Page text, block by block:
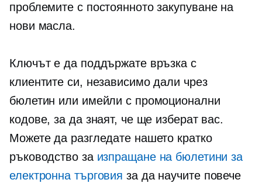
проблемите с постоянното закупуване на
нови масла.
Ключът е да поддържате връзка с
клиентите си, независимо дали чрез
бюлетин или имейли с промоционални
кодове, за да знаят, че ще изберат вас.
Можете да разгледате нашето кратко
ръководство за изпращане на бюлетини за
електронна търговия за да научите повече